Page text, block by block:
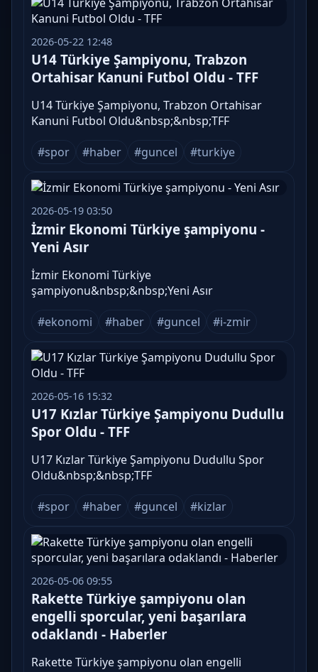
2026-05-22 12:48
U14 Türkiye Şampiyonu, Trabzon
Ortahisar Kanuni Futbol Oldu - TFF
U14 Türkiye Şampiyonu, Trabzon Ortahisar
Kanuni Futbol Oldu&nbsp;&nbsp;TFF
#spor
#haber #guncel #turkiye
2026-05-19 03:50
İzmir Ekonomi Türkiye şampiyonu -
Yeni Asır
İzmir Ekonomi Türkiye
şampiyonu&nbsp;&nbsp;Yeni Asır
#ekonomi
#haber #guncel #i-zmir
2026-05-16 15:32
U17 Kızlar Türkiye Şampiyonu Dudullu
Spor Oldu - TFF
U17 Kızlar Türkiye Şampiyonu Dudullu Spor
Oldu&nbsp;&nbsp;TFF
#spor
#haber #guncel #kizlar
2026-05-06 09:55
Rakette Türkiye şampiyonu olan
engelli sporcular, yeni başarılara
odaklandı - Haberler
Rakette Türkiye şampiyonu olan engelli